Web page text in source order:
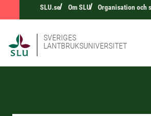
SLU.se Om SLU Organisation och
SVERIGES
LANTBRUKSUNIVERSITET